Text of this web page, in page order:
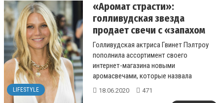
LIFESTYLE
«Аромат страсти»:
голливудская звезда
продает свечи с «запахом
оргазма»
Голливудская актриса Гвинет Пэлтроу
пополнила ассортимент своего
интернет-магазина новыми
аромасвечами, которые назвала
«Пахнет, как мой оргазм»....
18.06.2020 471